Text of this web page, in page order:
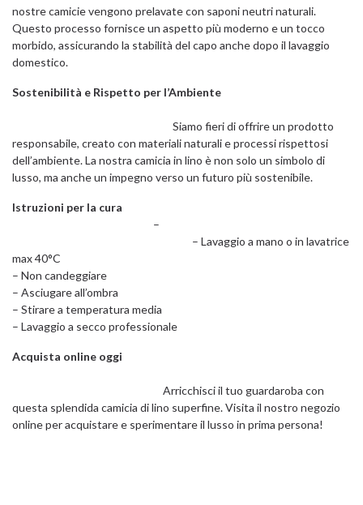
nostre camicie vengono prelavate con saponi neutri naturali.
Questo processo fornisce un aspetto più moderno e un tocco
morbido, assicurando la stabilità del capo anche dopo il lavaggio
domestico.
Sostenibilità e Rispetto per l’Ambiente
Siamo fieri di offrire un prodotto
responsabile, creato con materiali naturali e processi rispettosi
dell’ambiente. La nostra camicia in lino è non solo un simbolo di
lusso, ma anche un impegno verso un futuro più sostenibile.
Istruzioni per la cura
–
– Lavaggio a mano o in lavatrice
max 40°C
– Non candeggiare
– Asciugare all’ombra
– Stirare a temperatura media
– Lavaggio a secco professionale
Acquista online oggi
Arricchisci il tuo guardaroba con
questa splendida camicia di lino superfine. Visita il nostro negozio
online per acquistare e sperimentare il lusso in prima persona!